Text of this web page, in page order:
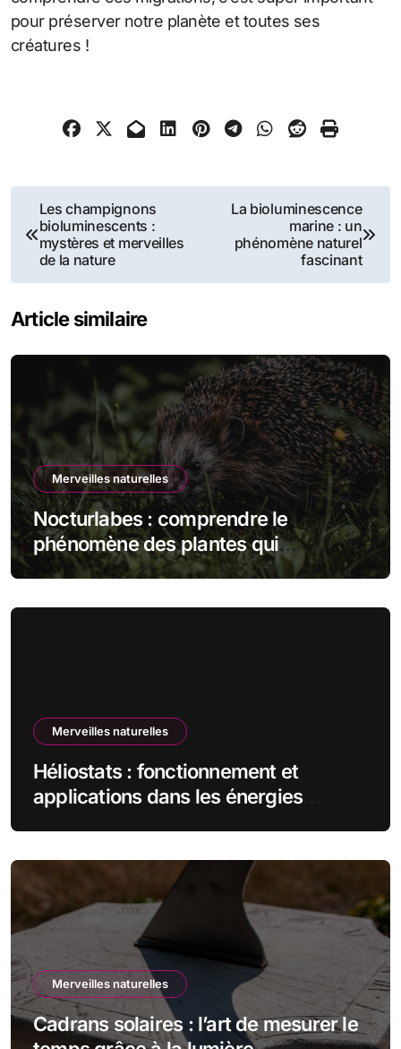
pour préserver notre planète et toutes ses
créatures !
Navigation
de
l’article
Les champignons
bioluminescents :
mystères et merveilles
de la nature
La bioluminescence
marine : un
phénomène naturel
fascinant
Article similaire
Merveilles naturelles
Nocturlabes : comprendre le
phénomène des plantes qui
fleurissent la nuit
Merveilles naturelles
Héliostats : fonctionnement et
applications dans les énergies
Merveilles naturelles
Cadrans solaires : l’art de mesurer le